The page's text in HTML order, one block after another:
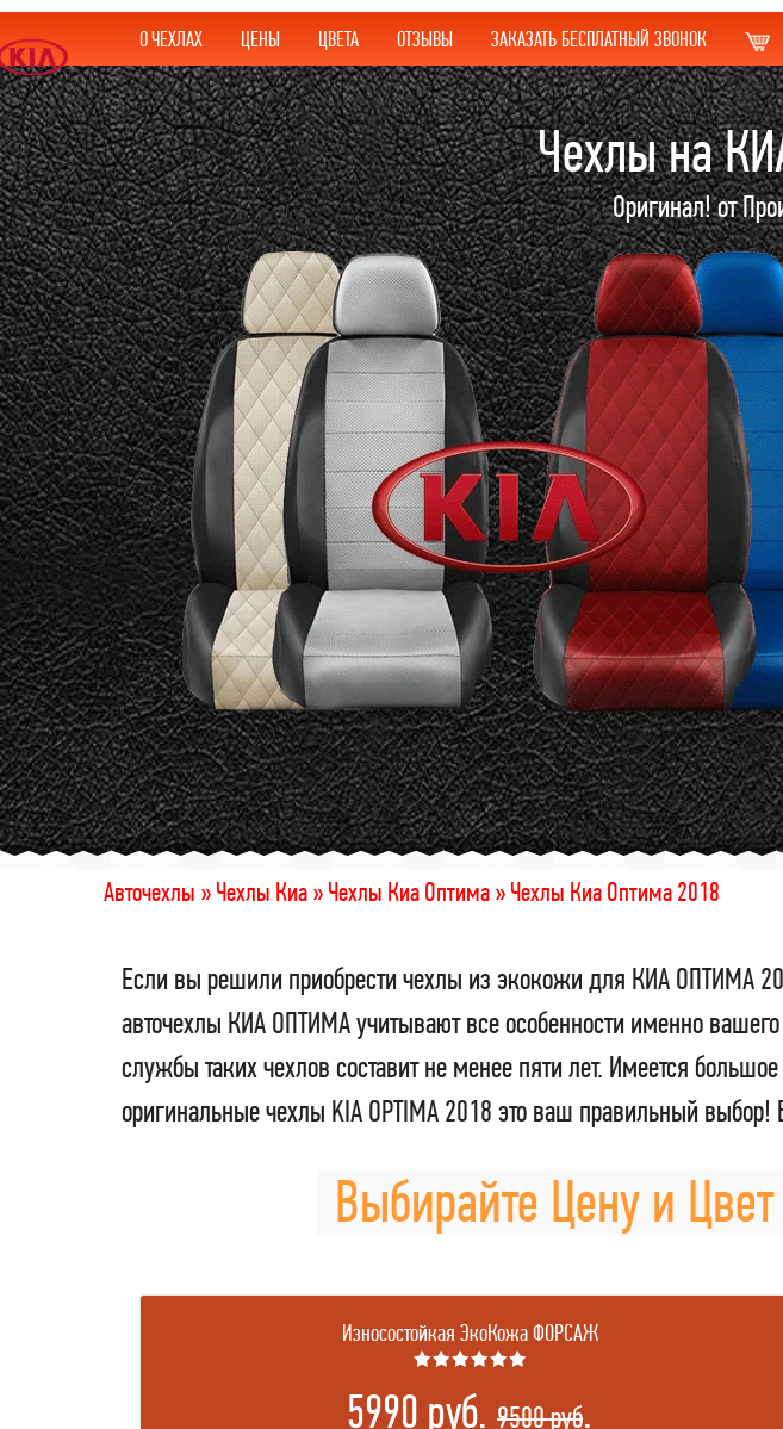
О ЧЕХЛАХ ЦЕНЫ ЦВЕТА ОТЗЫВЫ ЗАКАЗАТЬ БЕСПЛАТНЫЙ ЗВОНОК
Чехлы на
Оригинал! от
Авточехлы »Чехлы Киа »Чехлы Киа Оптима »Чехлы Киа Оптима 2018
Если вы решили приобрести чехлы из экокожи для КИА ОПТИМА
авточехлы КИА ОПТИМА учитывают все особенности именно
службы таких чехлов составит не менее пяти лет. Имеется
оригинальные чехлы KIA OPTIMA 2018 это ваш правильный
Выбирайте Цену и
Износостойкая ЭкоКожа ФОРСАЖ
★★★★★★
5990 руб. 9500 руб.